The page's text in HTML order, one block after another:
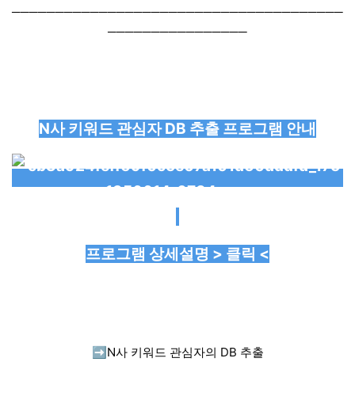
──────────────────────────────────────
────────────────
N사 키워드 관심자 DB 추출 프로그램 안내
프로그램 상세설명 > 클릭 <
➡️ N사 키워드 관심자의 DB 추출